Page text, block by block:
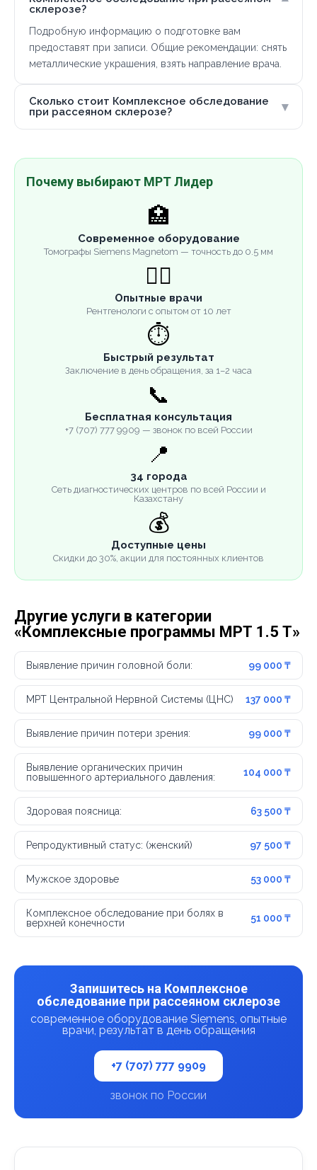
склерозе?
Подробную информацию о подготовке вам
предоставят при записи. Общие рекомендации: снять
металлические украшения, взять направление врача.
Сколько стоит Комплексное обследование
при рассеяном склерозе?
▾
Почему выбирают МРТ Лидер
🏥
Современное оборудование
Томографы Siemens Magnetom — точность до 0.5 мм
👨‍⚕️
Опытные врачи
Рентгенологи с опытом от 10 лет
⏱️
Быстрый результат
Заключение в день обращения, за 1–2 часа
📞
Бесплатная консультация
+7 (707) 777 9909 — звонок по всей России
📍
34 города
Сеть диагностических центров по всей России и
Казахстану
💰
Доступные цены
Скидки до 30%, акции для постоянных клиентов
Другие услуги в категории
«Комплексные программы МРТ 1.5 Т»
Выявление причин головной боли: 99 000 ₸
МРТ Центральной Нервной Системы (ЦНС) 137 000 ₸
Выявление причин потери зрения: 99 000 ₸
Выявление органических причин
повышенного артериального давления:
104 000 ₸
Здоровая поясница: 63 500 ₸
Репродуктивный статус: (женский) 97 500 ₸
Мужское здоровье 53 000 ₸
Комплексное обследование при болях в
верхней конечности
51 000 ₸
Запишитесь на Комплексное
обследование при рассеяном склерозе
современное оборудование Siemens, опытные
врачи, результат в день обращения
+7 (707) 777 9909
звонок по России